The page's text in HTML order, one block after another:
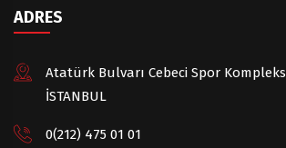
ADRES
Atatürk Bulvarı Cebeci Spor
İSTANBUL
0(212) 475 01 01